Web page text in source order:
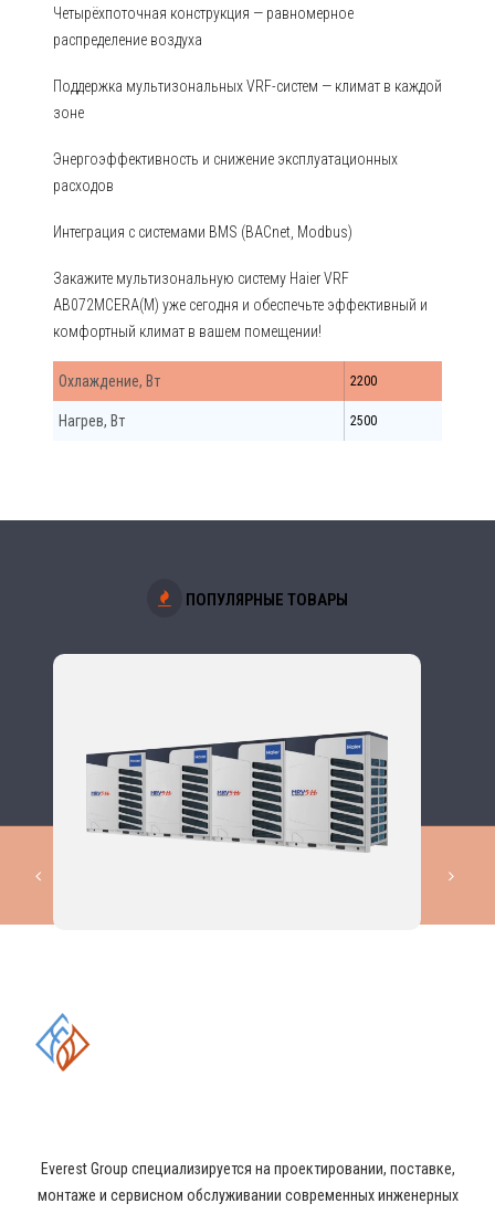
Четырёхпоточная конструкция — равномерное
распределение воздуха
Поддержка мультизональных VRF-систем — климат в каждой
зоне
Энергоэффективность и снижение эксплуатационных
расходов
Интеграция с системами BMS (BACnet, Modbus)
Закажите мультизональную систему Haier VRF
AB072MCERA(M) уже сегодня и обеспечьте эффективный и
комфортный климат в вашем помещении!
Охлаждение, Вт 2200
Нагрев, Вт 2500
ПОПУЛЯРНЫЕ ТОВАРЫ
Everest Group специализируется на проектировании, поставке,
монтаже и сервисном обслуживании современных инженерных